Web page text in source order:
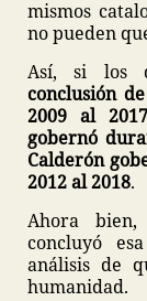
mismos
no pueden
Así, si los
conclusión
2009 al 2017
gobernó
Calderón
2012 al 2018.
Ahora
concluyó
análisis de
humanidad.